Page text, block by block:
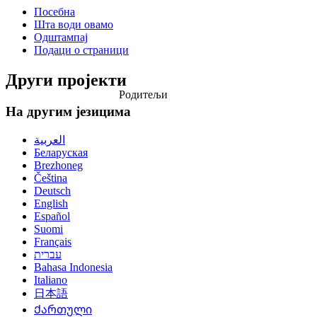
Родитељи
Посебна
Шта води овамо
Одштампај
Подаци о страници
Други пројекти
На другим језицима
العربية
Беларуская
Brezhoneg
Čeština
Deutsch
English
Español
Suomi
Français
עברית
Bahasa Indonesia
Italiano
日本語
Ქართული